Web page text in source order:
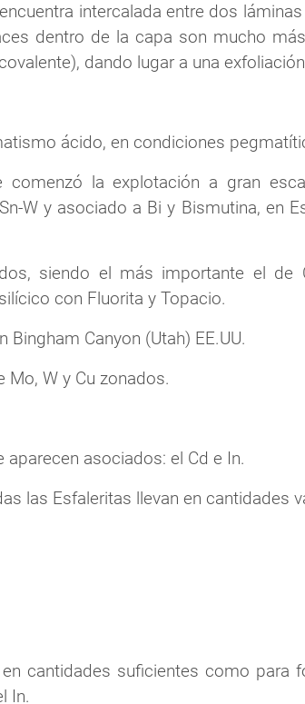
intercalada entre dos
dentro de la capa son mucho
dando lugar a una
ácido, en condiciones
comenzó la explotación a gran
W y asociado a Bi y Bismutina, en
siendo el más importante el de
con Fluorita y Topacio.
Canyon (Utah) EE.UU.
Mo, W y Cu zonados.
asociados: el Cd e In.
las Esfaleritas llevan en cantidades
cantidades suficientes como para
In.